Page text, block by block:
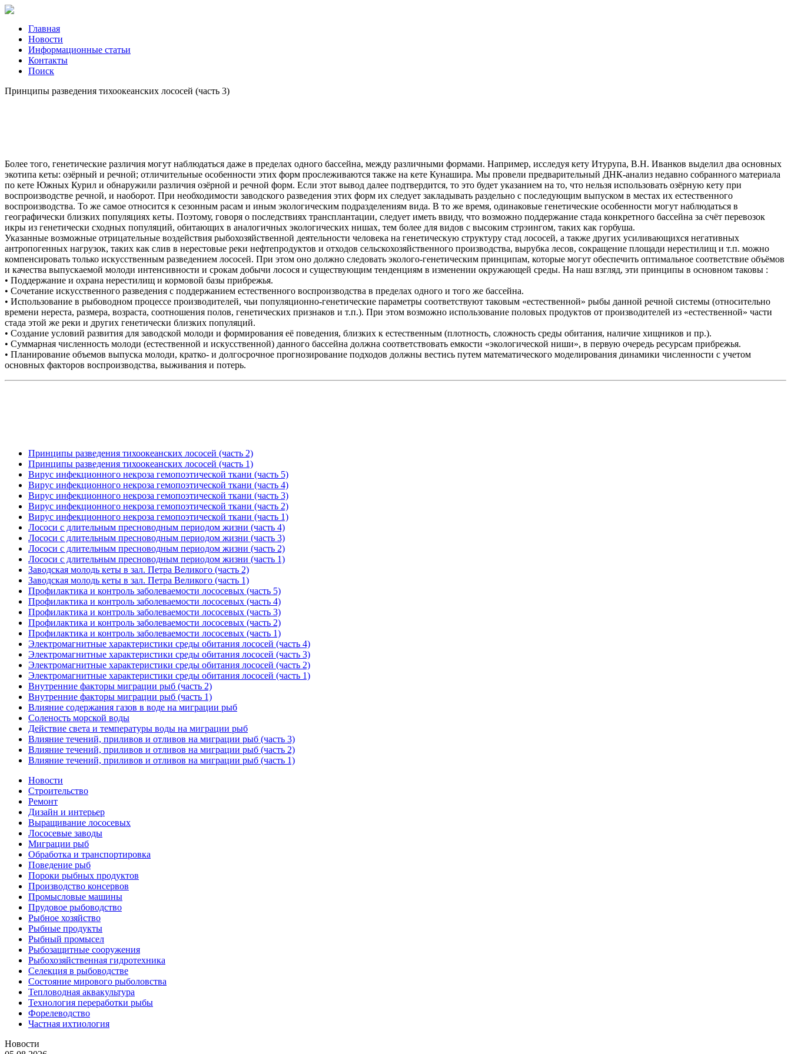
Главная
Новости
Информационные статьи
Контакты
Поиск
Принципы разведения тихоокеанских лососей (часть 3)
Более того, генетические различия могут наблюдаться даже в пределах одного бассейна, между различными формами. Например, исследуя кету Итурупа, В.Н. Иванков выделил два основных
экотипа кеты: озёрный и речной; отличительные особенности этих форм прослеживаются также на кете Кунашира. Мы провели предварительный ДНК-анализ недавно собранного материала
по кете Южных Курил и обнаружили различия озёрной и речной форм. Если этот вывод далее подтвердится, то это будет указанием на то, что нельзя использовать озёрную кету при
воспроизводстве речной, и наоборот. При необходимости заводского разведения этих форм их следует закладывать раздельно с последующим выпуском в местах их естественного
воспроизводства. То же самое относится к сезонным расам и иным экологическим подразделениям вида. В то же время, одинаковые генетические особенности могут наблюдаться в
географически близких популяциях кеты. Поэтому, говоря о последствиях трансплантации, следует иметь ввиду, что возможно поддержание стада конкретного бассейна за счёт перевозок
икры из генетически сходных популяций, обитающих в аналогичных экологических нишах, тем более для видов с высоким стрэингом, таких как горбуша.
Указанные возможные отрицательные воздействия рыбохозяйственной деятельности человека на генетическую структуру стад лососей, а также других усиливающихся негативных
антропогенных нагрузок, таких как слив в нерестовые реки нефтепродуктов и отходов сельскохозяйственного производства, вырубка лесов, сокращение площади нерестилищ и т.п. можно
компенсировать только искусственным разведением лососей. При этом оно должно следовать эколого-генетическим принципам, которые могут обеспечить оптимальное соответствие объёмов
и качества выпускаемой молоди интенсивности и срокам добычи лосося и существующим тенденциям в изменении окружающей среды. На наш взгляд, эти принципы в основном таковы :
• Поддержание и охрана нерестилищ и кормовой базы прибрежья.
• Сочетание искусственного разведения с поддержанием естественного воспроизводства в пределах одного и того же бассейна.
• Использование в рыбоводном процессе производителей, чьи популяционно-генетические параметры соответствуют таковым «естественной» рыбы данной речной системы (относительно
времени нереста, размера, возраста, соотношения полов, генетических признаков и т.п.). При этом возможно использование половых продуктов от производителей из «естественной» части
стада этой же реки и других генетически близких популяций.
• Создание условий развития для заводской молоди и формирования её поведения, близких к естественным (плотность, сложность среды обитания, наличие хищников и пр.).
• Суммарная численность молоди (естественной и искусственной) данного бассейна должна соответствовать емкости «экологической ниши», в первую очередь ресурсам прибрежья.
• Планирование объемов выпуска молоди, кратко- и долгосрочное прогнозирование подходов должны вестись путем математического моделирования динамики численности с учетом
основных факторов воспроизводства, выживания и потерь.
Принципы разведения тихоокеанских лососей (часть 2)
Принципы разведения тихоокеанских лососей (часть 1)
Вирус инфекционного некроза гемопоэтической ткани (часть 5)
Вирус инфекционного некроза гемопоэтической ткани (часть 4)
Вирус инфекционного некроза гемопоэтической ткани (часть 3)
Вирус инфекционного некроза гемопоэтической ткани (часть 2)
Вирус инфекционного некроза гемопоэтической ткани (часть 1)
Лососи с длительным пресноводным периодом жизни (часть 4)
Лососи с длительным пресноводным периодом жизни (часть 3)
Лососи с длительным пресноводным периодом жизни (часть 2)
Лососи с длительным пресноводным периодом жизни (часть 1)
Заводская молодь кеты в зал. Петра Великого (часть 2)
Заводская молодь кеты в зал. Петра Великого (часть 1)
Профилактика и контроль заболеваемости лососевых (часть 5)
Профилактика и контроль заболеваемости лососевых (часть 4)
Профилактика и контроль заболеваемости лососевых (часть 3)
Профилактика и контроль заболеваемости лососевых (часть 2)
Профилактика и контроль заболеваемости лососевых (часть 1)
Электромагнитные характеристики среды обитания лососей (часть 4)
Электромагнитные характеристики среды обитания лососей (часть 3)
Электромагнитные характеристики среды обитания лососей (часть 2)
Электромагнитные характеристики среды обитания лососей (часть 1)
Внутренние факторы миграции рыб (часть 2)
Внутренние факторы миграции рыб (часть 1)
Влияние содержания газов в воде на миграции рыб
Соленость морской воды
Действие света и температуры воды на миграции рыб
Влияние течений, приливов и отливов на миграции рыб (часть 3)
Влияние течений, приливов и отливов на миграции рыб (часть 2)
Влияние течений, приливов и отливов на миграции рыб (часть 1)
Новости
Строительство
Ремонт
Дизайн и интерьер
Выращивание лососевых
Лососевые заводы
Миграции рыб
Обработка и транспортировка
Поведение рыб
Пороки рыбных продуктов
Производство консервов
Промысловые машины
Прудовое рыбоводство
Рыбное хозяйство
Рыбные продукты
Рыбный промысел
Рыбозащитные сооружения
Рыбохозяйственная гидротехника
Селекция в рыбоводстве
Состояние мирового рыболовства
Тепловодная аквакультура
Технология переработки рыбы
Форелеводство
Частная ихтиология
Новости